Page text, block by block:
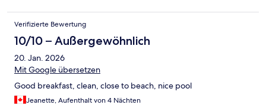
Anlage scheint vorwiegend von einer eingeschworenen
deutschen Community überwinternder Renter zu bestehen
Verifizierte Bewertung
10/10 – Außergewöhnlich
20. Jan. 2026
Mit Google übersetzen
Good breakfast, clean, close to beach, nice pool
Jeanette, Aufenthalt von 4 Nächten